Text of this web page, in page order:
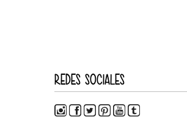
REDES SOCIALES